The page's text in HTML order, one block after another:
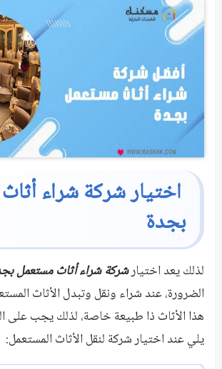
اختيار شركة شراء
بجدة
لذلك يعد اختيارشركة شراء أثاث مستعمل
الضرورة، عند شراء ونقل وتبدل الأثاث
هذا الأثاث ذا طبيعة خاصة، لذلك يجب على
يلي عند اختيار شركة لنقل الأثاث المستعمل: